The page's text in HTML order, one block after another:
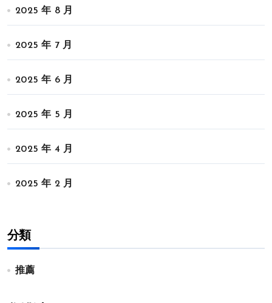
2025 年 8 月
2025 年 7 月
2025 年 6 月
2025 年 5 月
2025 年 4 月
2025 年 2 月
分類
推薦